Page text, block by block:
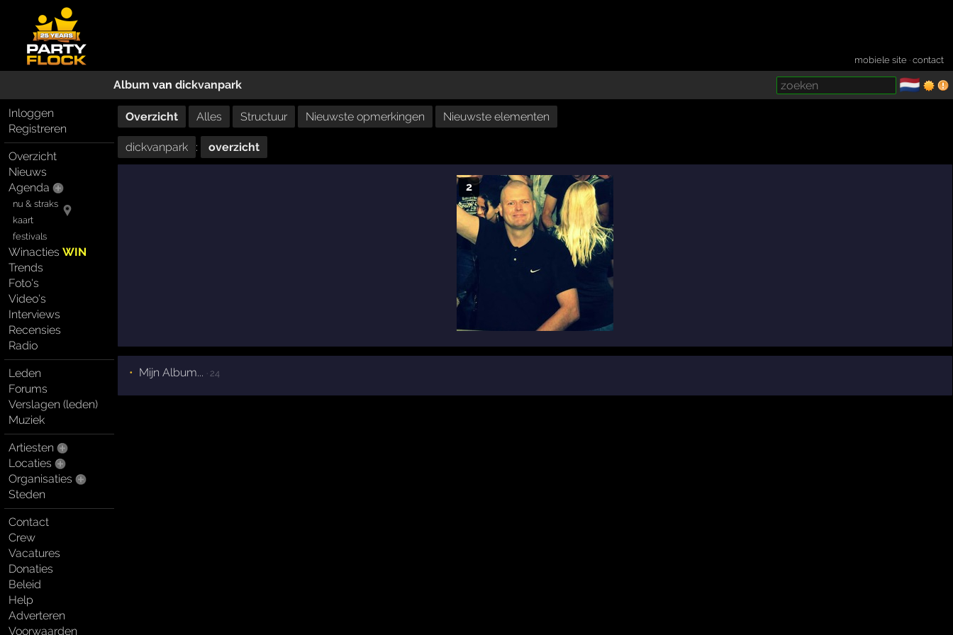
mobiele site ·contact
Album van dickvanpark 🇳🇱
Inloggen
Registreren
Overzicht
Nieuws
Agenda
nu & straks
kaart
festivals
WinactiesWIN
Trends
Foto's
Video's
Interviews
Recensies
Radio
Leden
Forums
Verslagen (leden)
Muziek
Artiesten
Locaties
Organisaties
Steden
Contact
Crew
Vacatures
Donaties
Beleid
Help
Adverteren
Voorwaarden
Overzicht Alles Structuur Nieuwste opmerkingen Nieuwste elementen
dickvanpark : overzicht
2
Mijn Album... · 24